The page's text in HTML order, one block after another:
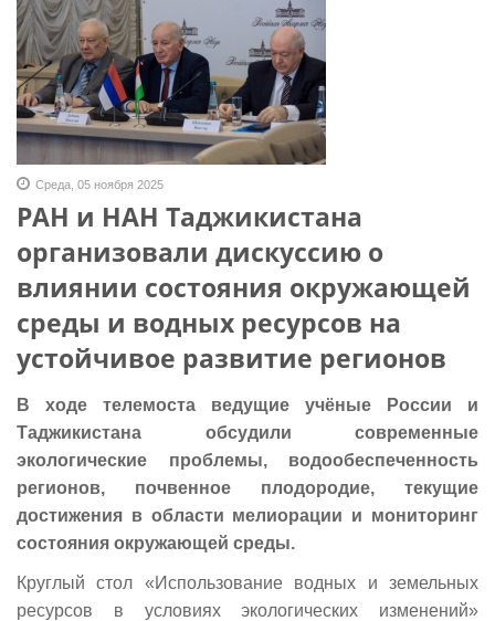
Среда, 05 ноября 2025
РАН и НАН Таджикистана
организовали дискуссию о
влиянии состояния окружающей
среды и водных ресурсов на
устойчивое развитие регионов
В ходе телемоста ведущие учёные России и
Таджикистана обсудили современные
экологические проблемы, водообеспеченность
регионов, почвенное плодородие, текущие
достижения в области мелиорации и мониторинг
состояния окружающей среды.
Круглый стол «Использование водных и земельных
ресурсов в условиях экологических изменений»